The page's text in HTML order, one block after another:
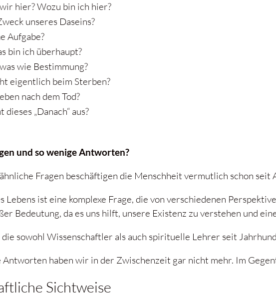
hier? Wozu bin ich hier?
unseres Daseins?
Aufgabe?
bin ich überhaupt?
wie Bestimmung?
eigentlich beim Sterben?
nach dem Tod?
„Danach“ aus?
und so wenige Antworten?
Fragen beschäftigen die Menschheit vermutlich schon seit
Lebens ist eine komplexe Frage, die von verschiedenen
Bedeutung, da es uns hilft, unsere Existenz zu verstehen und
die sowohl Wissenschaftler als auch spirituelle Lehrer seit
Antworten haben wir in der Zwischenzeit gar nicht mehr. Im
Sichtweise